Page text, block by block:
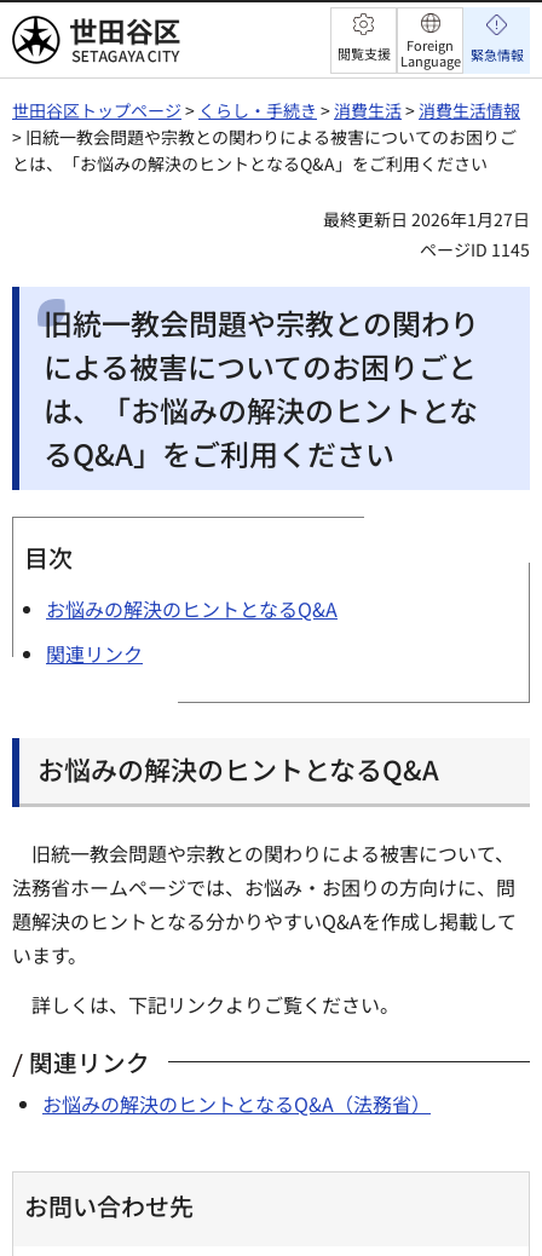
世田谷区 閲覧支援
Foreign
Language 緊急情報
世田谷区トップページ > くらし・手続き >消費生活>消費生活情報
> 旧統一教会問題や宗教との関わりによる被害についてのお困りご
とは、「お悩みの解決のヒントとなるQ&A」をご利用ください
最終更新日 2026年1月27日
ページID 1145
旧統一教会問題や宗教との関わり
による被害についてのお困りごと
は、「お悩みの解決のヒントとな
るQ&A」をご利用ください
目次
お悩みの解決のヒントとなるQ&A
関連リンク
お悩みの解決のヒントとなるQ&A
旧統一教会問題や宗教との関わりによる被害について、
法務省ホームページでは、お悩み・お困りの方向けに、問
題解決のヒントとなる分かりやすいQ&Aを作成し掲載して
います。
詳しくは、下記リンクよりご覧ください。
関連リンク
お悩みの解決のヒントとなるQ&A（法務省）
お問い合わせ先